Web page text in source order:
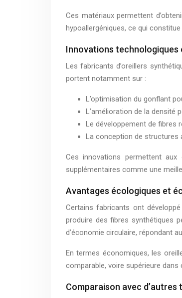
Ces matériaux permettent
hypoallergéniques, ce qui
Innovations technologiques
Les fabricants d’oreillers
portent notamment sur :
L’optimisation du gonflant
L’amélioration de la densité
Le développement de fibres
La conception de structures
Ces innovations permettent
supplémentaires comme une
Avantages écologiques et
Certains fabricants ont
produire des fibres synthétiques
d’économie circulaire, répondant
En termes économiques, les
comparable, voire supérieure
Comparaison avec d’autres